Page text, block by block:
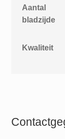
Aantal
bladzijde
Kwaliteit